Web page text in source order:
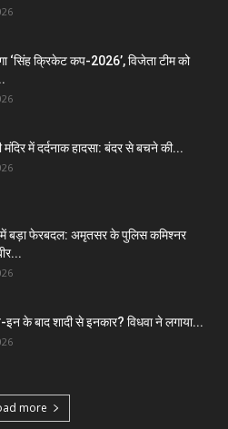
‘सिंह क्रिकेट कप-2026’, विजेता टीम को
मंदिर में दर्दनाक हादसा: बंदर से बचने की...
बड़ा फेरबदल: अमृतसर के पुलिस कमिश्नर
के बाद शादी से इनकार? विधवा ने लगाया...
more